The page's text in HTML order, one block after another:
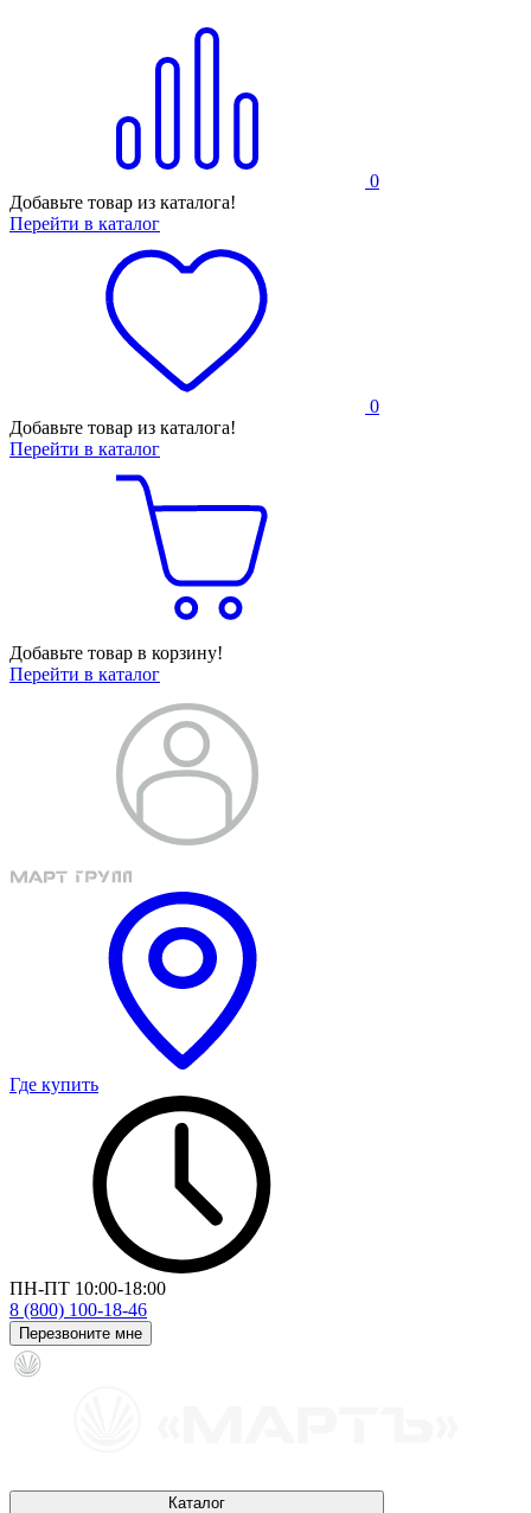
0
Добавьте товар из каталога!
Перейти в каталог
0
Добавьте товар из каталога!
Перейти в каталог
Добавьте товар в корзину!
Перейти в каталог
Где купить
ПН-ПТ 10:00-18:00
8 (800) 100-18-46
Перезвоните мне
Каталог